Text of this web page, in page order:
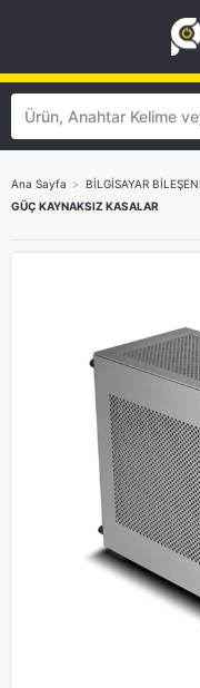
Ana Sayfa > BİLGİSAYAR
GÜÇ KAYNAKSIZ KASALAR